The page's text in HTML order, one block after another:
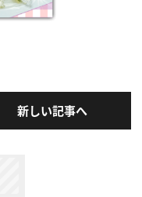
新しい記事へ